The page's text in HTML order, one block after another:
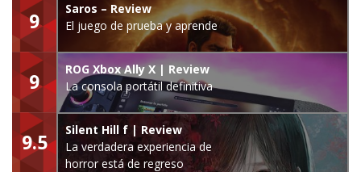
9
Saros – Review
El juego de prueba y aprende
9
ROG Xbox Ally X | Review
La consola portátil definitiva
9.5
Silent Hill f | Review
La verdadera experiencia de
horror está de regreso